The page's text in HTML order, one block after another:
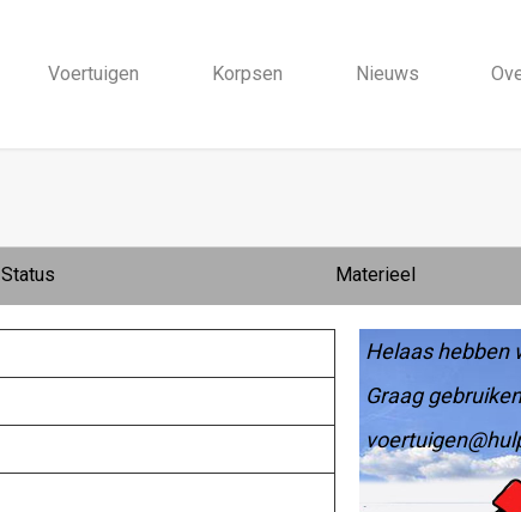
Voertuigen Korpsen Nieuws
Status Materieel
Helaas hebben
Graag